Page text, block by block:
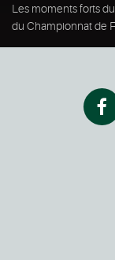
Les moments forts
du Championnat de